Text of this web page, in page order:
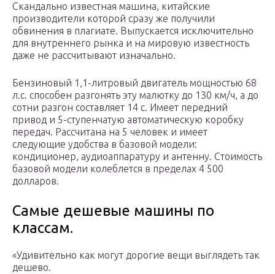
Скандально известная машина, китайские
производители которой сразу же получили
обвинения в плагиате. Выпускается исключительно
для внутреннего рынка и на мировую известность
даже не рассчитывают изначально.
Бензиновый 1,1-литровый двигатель мощностью 68
л.с. способен разгонять эту малютку до 130 км/ч, а до
сотни разгон составляет 14 с. Имеет передний
привод и 5-ступенчатую автоматическую коробку
передач. Рассчитана на 5 человек и имеет
следующие удобства в базовой модели:
кондиционер, аудиоаппаратуру и антенну. Стоимость
базовой модели колеблется в пределах 4 500
долларов.
Самые дешевые машины по
классам.
«Удивительно как могут дорогие вещи выглядеть так
дешево.